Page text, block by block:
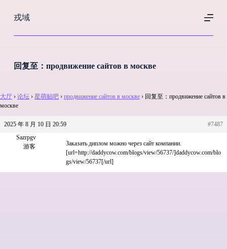
过
戎域
回复至：продвижение сайтов в москве
大厅 › 论坛 › 星萌贴吧 › продвижение сайтов в москве › 回复至：продвижение сайтов в
москве
2025 年 8 月 10 日 20:59
#7487
Sazrpgv
游客
Заказать диплом можно через сайт компании.
[url=http://daddycow.com/blogs/view/56737/]daddycow.com/blo
gs/view/56737[/url]